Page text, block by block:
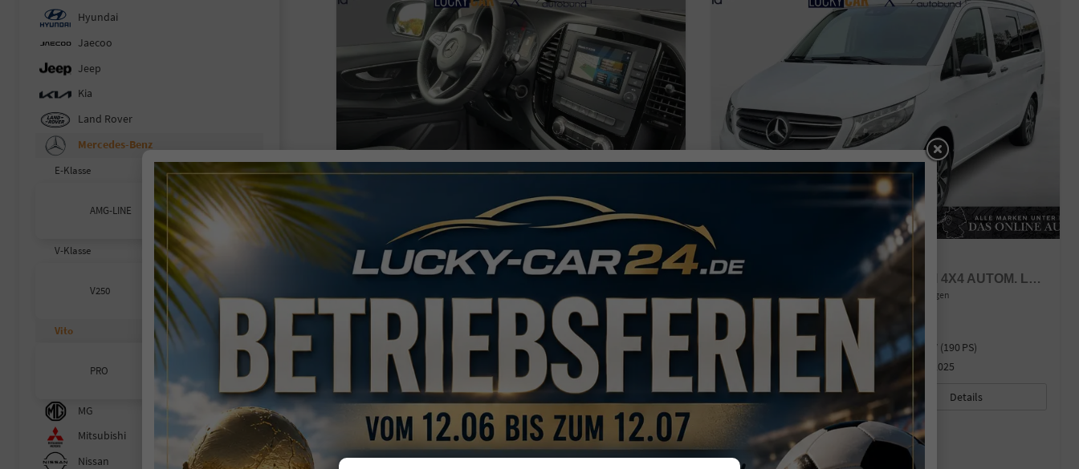
MERCEDES-BENZ VITO
PRO TOURER VANSTAR 119 CDI AUTOM. 4X4 LANG AHK LED
unverbindliche Lieferzeit:12.08.2026 Neuwagen
Kraftstoff
Diesel
grau / selenitgrau Leistung 140 kW (190 PS)
62 km 02.06.2025
52.970,– €
incl. 19% MwSt.
Details
Verbrauch kombiniert:
8,40 l/100km
2-Klasse:
CO2-Emissionen:219,00 g/km
MERCEDES-BENZ VITO
PRO TOURER CAMPSTAR 119 CDI 4X4 AUTOM. LANG ÄHNLI
unverbindliche Lieferzeit:12.08.2026 Gebrauchtwagen
Diesel
Außenfarbeweiss / arktikweiss Leistung
140 kW (190 PS)
Kilometerstand
04.06.2025
57.770,– €
incl. 19% MwSt.
Details
Verbrauch kombiniert:8,70 l/100km
-Klasse: G
CO
-Emissionen: 229,00 g/km
Hyundai
Jaecoo
Jeep
Kia
Land Rover
Mercedes-Benz
E-Klasse
AMG-LINE
V-Klasse
V250
Vito
PRO
MG
Mitsubishi
Nissan